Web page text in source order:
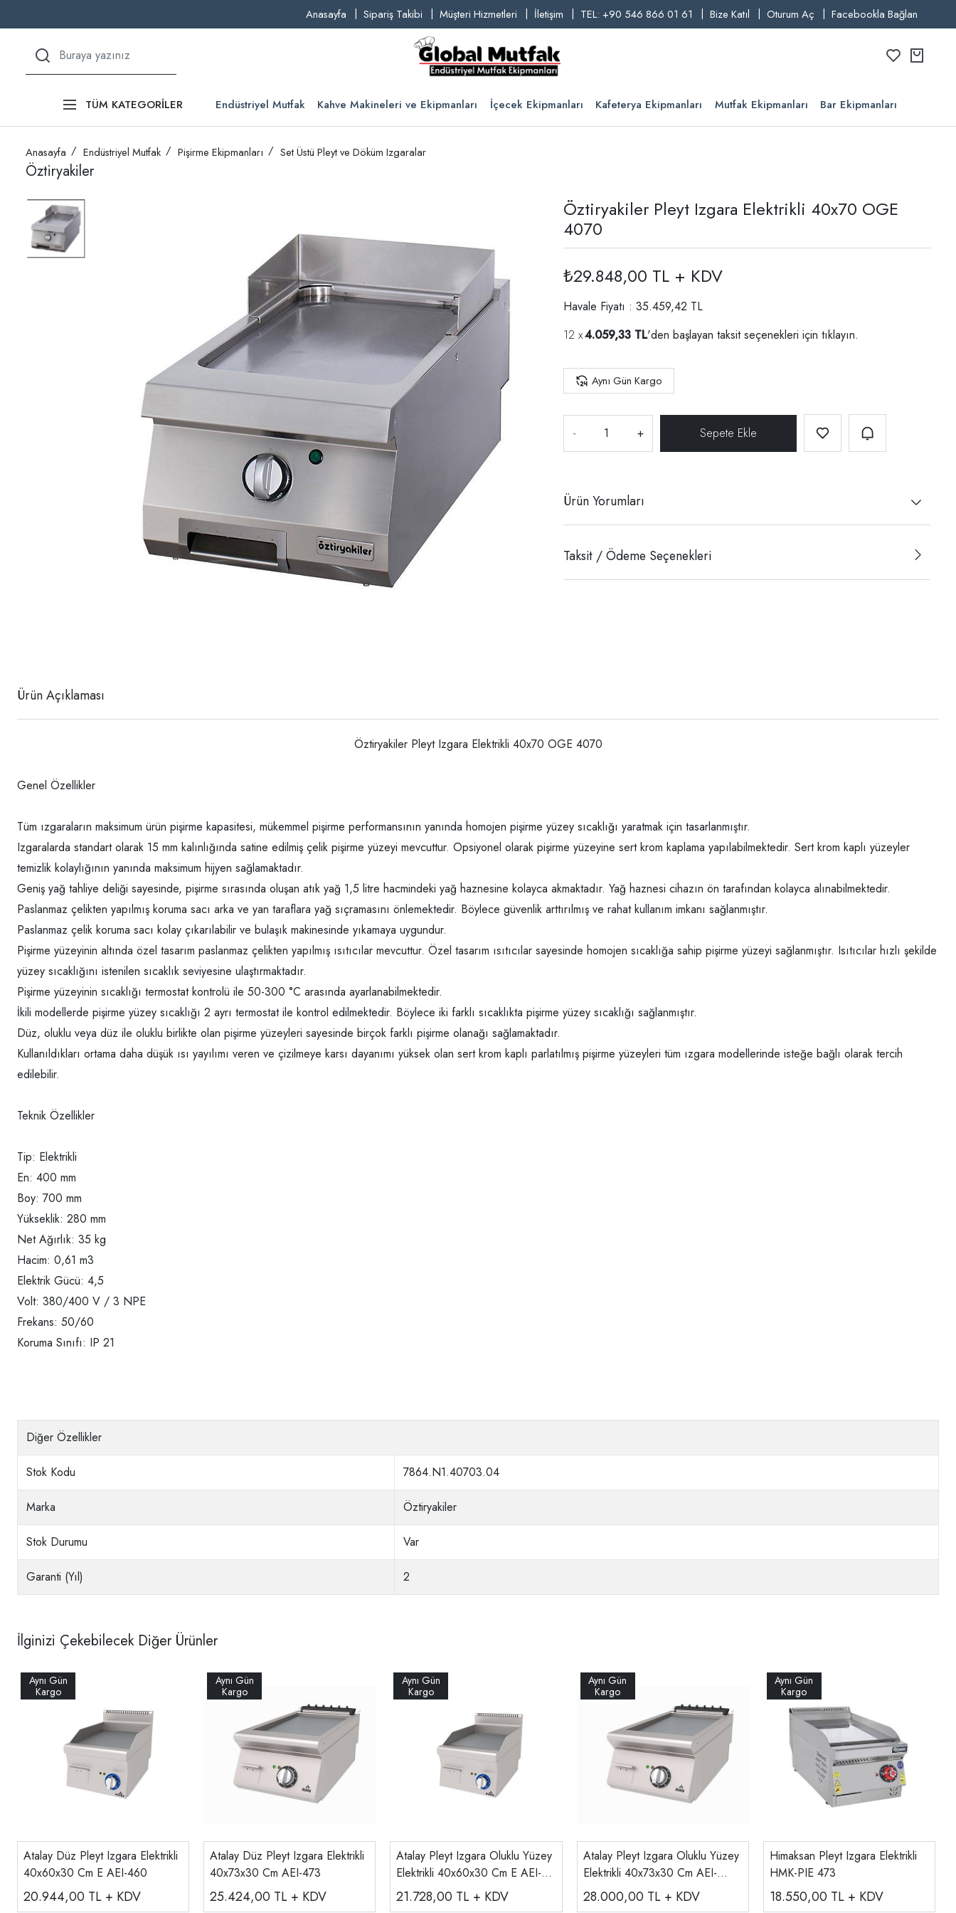
Anasayfa Sipariş Takibi Müşteri Hizmetleri İletişim TEL: +90 546 866 01 61 Bize Katıl Oturum Aç Facebookla Bağlan
TÜM KATEGORİLER Endüstriyel Mutfak Kahve Makineleri ve Ekipmanları İçecek Ekipmanları Kafeterya Ekipmanları Mutfak Ekipmanları Bar Ekipmanları
Anasayfa Endüstriyel Mutfak Pişirme Ekipmanları Set Üstü Pleyt ve Döküm Izgaralar
Öztiryakiler
Öztiryakiler Pleyt Izgara Elektrikli 40x70 OGE
4070
₺29.848,00 TL + KDV
Havale Fiyatı : 35.459,42 TL
4.059,33 TL'den başlayan taksit seçenekleri için tıklayın.
Aynı Gün Kargo
- +
Ürün Yorumları
Taksit / Ödeme Seçenekleri
Ürün Açıklaması
Öztiryakiler Pleyt Izgara Elektrikli 40x70 OGE 4070
Genel Özellikler
Tüm ızgaraların maksimum ürün pişirme kapasitesi, mükemmel pişirme performansının yanında homojen pişirme yüzey sıcaklığı yaratmak için tasarlanmıştır.
Izgaralarda standart olarak 15 mm kalınlığında satine edilmiş çelik pişirme yüzeyi mevcuttur. Opsiyonel olarak pişirme yüzeyine sert krom kaplama yapılabilmektedir. Sert krom kaplı yüzeyler
temizlik kolaylığının yanında maksimum hijyen sağlamaktadır.
Geniş yağ tahliye deliği sayesinde, pişirme sırasında oluşan atık yağ 1,5 litre hacmindeki yağ haznesine kolayca akmaktadır. Yağ haznesi cihazın ön tarafından kolayca alınabilmektedir.
Paslanmaz çelikten yapılmış koruma sacı arka ve yan taraflara yağ sıçramasını önlemektedir. Böylece güvenlik arttırılmış ve rahat kullanım imkanı sağlanmıştır.
Paslanmaz çelik koruma sacı kolay çıkarılabilir ve bulaşık makinesinde yıkamaya uygundur.
Pişirme yüzeyinin altında özel tasarım paslanmaz çelikten yapılmış ısıtıcılar mevcuttur. Özel tasarım ısıtıcılar sayesinde homojen sıcaklığa sahip pişirme yüzeyi sağlanmıştır. Isıtıcılar hızlı şekilde
yüzey sıcaklığını istenilen sıcaklık seviyesine ulaştırmaktadır.
Pişirme yüzeyinin sıcaklığı termostat kontrolü ile 50-300 °C arasında ayarlanabilmektedir.
İkili modellerde pişirme yüzey sıcaklığı 2 ayrı termostat ile kontrol edilmektedir. Böylece iki farklı sıcaklıkta pişirme yüzey sıcaklığı sağlanmıştır.
Düz, oluklu veya düz ile oluklu birlikte olan pişirme yüzeyleri sayesinde birçok farklı pişirme olanağı sağlamaktadır.
Kullanıldıkları ortama daha düşük ısı yayılımı veren ve çizilmeye karsı dayanımı yüksek olan sert krom kaplı parlatılmış pişirme yüzeyleri tüm ızgara modellerinde isteğe bağlı olarak tercih
edilebilir.
Teknik Özellikler
Tip: Elektrikli
En: 400 mm
Boy: 700 mm
Yükseklik: 280 mm
Net Ağırlık: 35 kg
Hacim: 0,61 m3
Elektrik Gücü: 4,5
Volt: 380/400 V / 3 NPE
Frekans: 50/60
Koruma Sınıfı: IP 21
Diğer Özellikler
Stok Kodu 7864.N1.40703.04
Marka Öztiryakiler
Stok Durumu Var
Garanti (Yıl) 2
İlginizi Çekebilecek Diğer Ürünler
Atalay Düz Pleyt Izgara Elektrikli
40x60x30 Cm E AEI-460
20.944,00 TL + KDV
Atalay Düz Pleyt Izgara Elektrikli
40x73x30 Cm AEI-473
25.424,00 TL + KDV
Atalay Pleyt Izgara Oluklu Yüzey
Elektrikli 40x60x30 Cm E AEI-
460-N
21.728,00 TL + KDV
Atalay Pleyt Izgara Oluklu Yüzey
Elektrikli 40x73x30 Cm AEI-
473/N
28.000,00 TL + KDV
Himaksan Pleyt Izgara Elektrikli
HMK-PIE 473
18.550,00 TL + KDV